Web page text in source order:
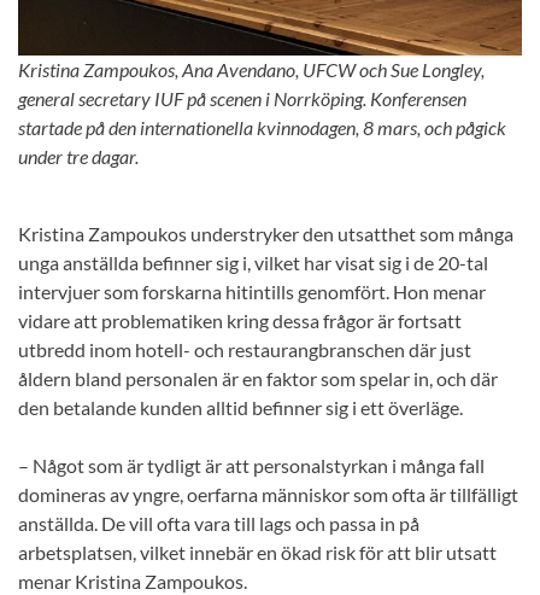
Kristina Zampoukos, Ana Avendano, UFCW och Sue Longley,
general secretary IUF på scenen i Norrköping. Konferensen
startade på den internationella kvinnodagen, 8 mars, och pågick
under tre dagar.
Kristina Zampoukos understryker den utsatthet som många
unga anställda befinner sig i, vilket har visat sig i de 20-tal
intervjuer som forskarna hitintills genomfört. Hon menar
vidare att problematiken kring dessa frågor är fortsatt
utbredd inom hotell- och restaurangbranschen där just
åldern bland personalen är en faktor som spelar in, och där
den betalande kunden alltid befinner sig i ett överläge.
– Något som är tydligt är att personalstyrkan i många fall
domineras av yngre, oerfarna människor som ofta är tillfälligt
anställda. De vill ofta vara till lags och passa in på
arbetsplatsen, vilket innebär en ökad risk för att blir utsatt
menar Kristina Zampoukos.